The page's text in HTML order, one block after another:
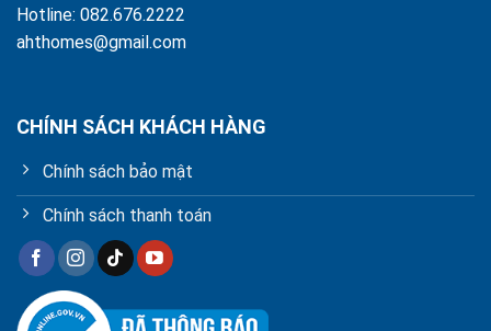
Hotline: 082.676.2222
ahthomes@gmail.com
CHÍNH SÁCH KHÁCH HÀNG
Chính sách bảo mật
Chính sách thanh toán